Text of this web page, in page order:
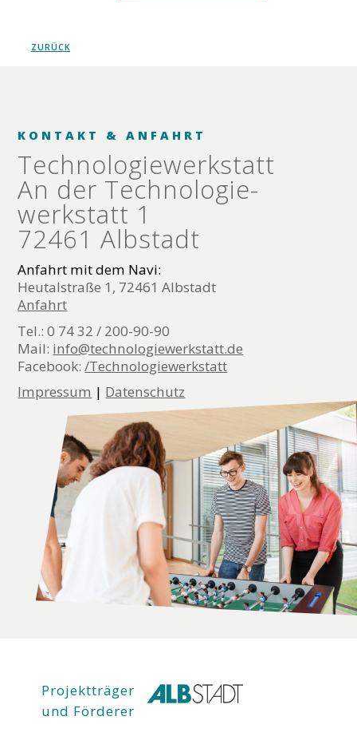
ZURÜCK
KONTAKT & ANFAHRT
Technologie­werkstatt
An der Technologie­
werkstatt 1
72461 Albstadt
Anfahrt mit dem Navi:
Heutalstraße 1, 72461 Albstadt
Anfahrt
Tel.: 0 74 32 / 200-90-90
Mail: info@technologiewerkstatt.de
Facebook:/Technologiewerkstatt
Impressum | Datenschutz
Projektträger
und Förderer